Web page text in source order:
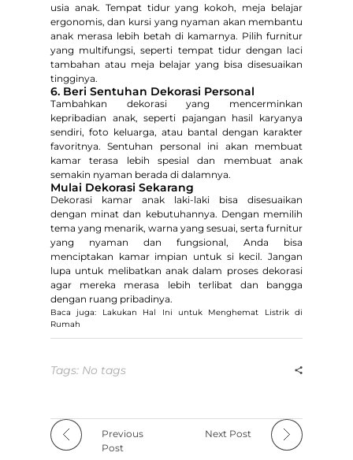
usia anak. Tempat tidur yang kokoh, meja belajar
ergonomis, dan kursi yang nyaman akan membantu
anak merasa lebih betah di kamarnya. Pilih furnitur
yang multifungsi, seperti tempat tidur dengan laci
tambahan atau meja belajar yang bisa disesuaikan
tingginya.
6. Beri Sentuhan Dekorasi Personal
Tambahkan dekorasi yang mencerminkan
kepribadian anak, seperti pajangan hasil karyanya
sendiri, foto keluarga, atau bantal dengan karakter
favoritnya. Sentuhan personal ini akan membuat
kamar terasa lebih spesial dan membuat anak
semakin nyaman berada di dalamnya.
Mulai Dekorasi Sekarang
Dekorasi kamar anak laki-laki bisa disesuaikan
dengan minat dan kebutuhannya. Dengan memilih
tema yang menarik, warna yang sesuai, serta furnitur
yang nyaman dan fungsional, Anda bisa
menciptakan kamar impian untuk si kecil. Jangan
lupa untuk melibatkan anak dalam proses dekorasi
agar mereka merasa lebih terlibat dan bangga
dengan ruang pribadinya.
Baca juga: Lakukan Hal Ini untuk Menghemat Listrik di
Rumah
Tags: No tags
Previous
Post
Next Post